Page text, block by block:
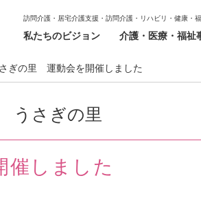
訪問介護・居宅介護支援・訪問介護・リハビリ・健康・
私たちのビジョン 介護・医療・福祉
ぎの里 運動会を開催しました
うさぎの里
しました